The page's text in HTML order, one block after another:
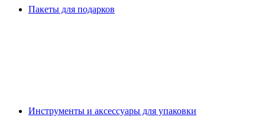
Пакеты для подарков
Инструменты и аксессуары для упаковки